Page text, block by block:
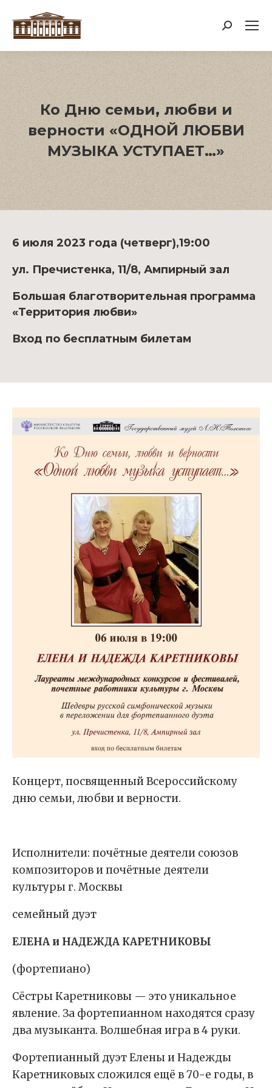
Поиск:
Ко Дню семьи, любви и
верности «ОДНОЙ ЛЮБВИ
МУЗЫКА УСТУПАЕТ…»
6 июля 2023 года (четверг),19:00
ул. Пречистенка, 11/8, Ампирный зал
Большая благотворительная программа
«Территория любви»
Вход по бесплатным билетам
Концерт, посвященный Всероссийскому
дню семьи, любви и верности.
Исполнители: почётные деятели союзов
композиторов и почётные деятели
культуры г. Москвы
семейный дуэт
ЕЛЕНА и НАДЕЖДА КАРЕТНИКОВЫ
(фортепиано)
Сёстры Каретниковы — это уникальное
явление. За фортепианном находятся сразу
два музыканта. Волшебная игра в 4 руки.
Фортепианный дуэт Елены и Надежды
Каретниковых сложился ещё в 70-е годы, в